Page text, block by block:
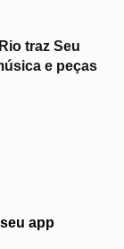
traz Seu
e peças
app